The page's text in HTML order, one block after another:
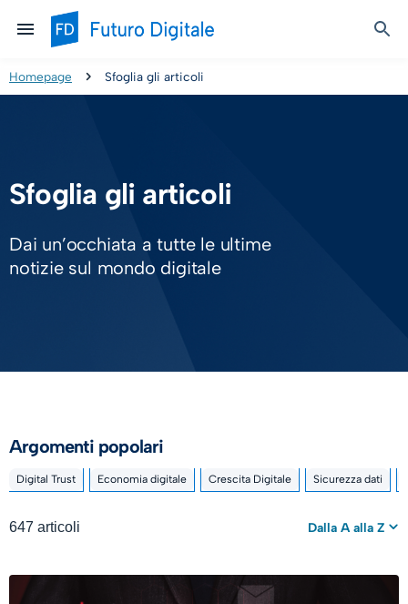
Homepage Sfoglia gli articoli
Sfoglia gli articoli
Dai un’occhiata a tutte le ultime
notizie sul mondo digitale
Argomenti popolari
Digital Trust Economia digitale Crescita Digitale Sicurezza dati
647 articoli Dalla A alla Z